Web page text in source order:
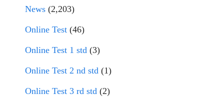
News (2,203)
Online Test (46)
Online Test 1 std (3)
Online Test 2 nd std (1)
Online Test 3 rd std (2)